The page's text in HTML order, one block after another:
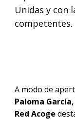
Unidas y con
competentes.
A modo de
Paloma
Red Acoge